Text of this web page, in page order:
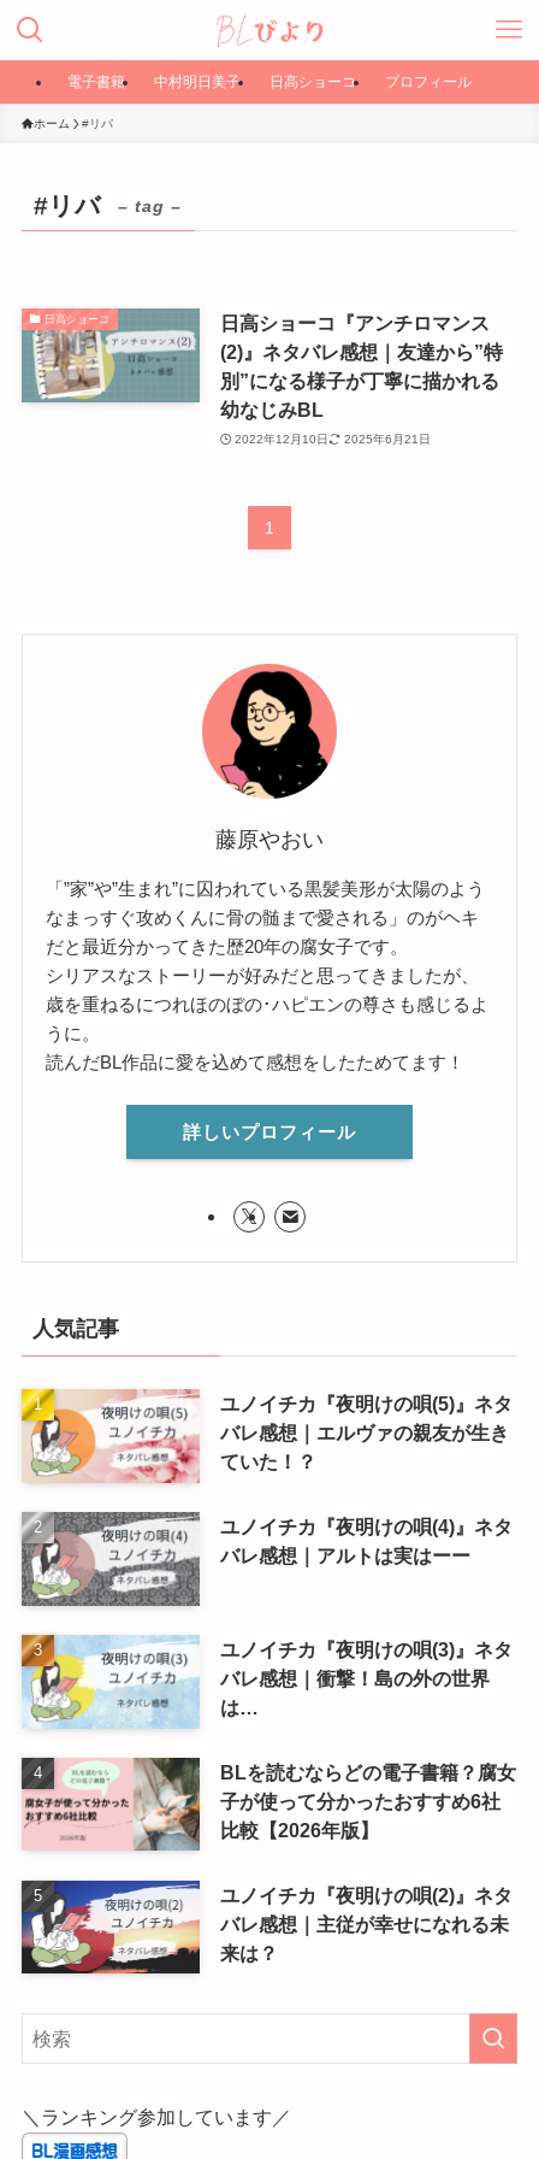
電子書籍 中村明日美子 日高ショーコ プロフィール
ホーム #リバ
#リバ – tag –
日高ショーコ
日高ショーコ『アンチロマンス
(2)』ネタバレ感想｜友達から”特
別”になる様子が丁寧に描かれる
幼なじみBL
2022年12月10日 2025年6月21日
1
藤原やおい
「”家”や”生まれ”に囚われている黒髪美形が太陽のよう
なまっすぐ攻めくんに骨の髄まで愛される」のがヘキ
だと最近分かってきた歴20年の腐女子です。
シリアスなストーリーが好みだと思ってきましたが、
歳を重ねるにつれほのぼの･ハピエンの尊さも感じるよ
うに。
読んだBL作品に愛を込めて感想をしたためてます！
詳しいプロフィール
人気記事
ユノイチカ『夜明けの唄(5)』ネタ
バレ感想｜エルヴァの親友が生き
ていた！？
ユノイチカ『夜明けの唄(4)』ネタ
バレ感想｜アルトは実はーー
ユノイチカ『夜明けの唄(3)』ネタ
バレ感想｜衝撃！島の外の世界
は…
BLを読むならどの電子書籍？腐女
子が使って分かったおすすめ6社
比較【2026年版】
ユノイチカ『夜明けの唄(2)』ネタ
バレ感想｜主従が幸せになれる未
来は？
＼ランキング参加しています／